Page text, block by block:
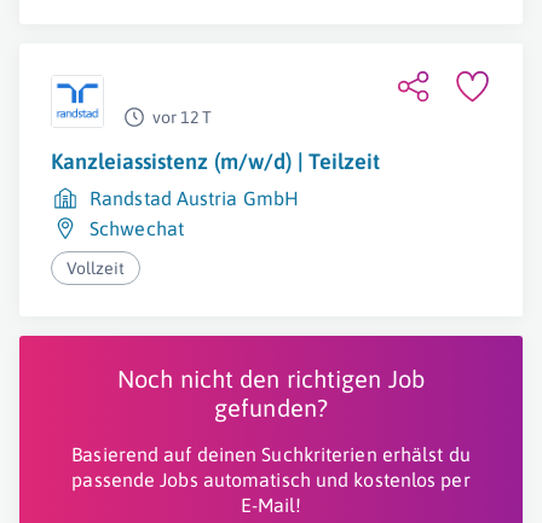
vor 12 T
Kanzleiassistenz (m/w/d) | Teilzeit
Randstad Austria GmbH
Schwechat
Vollzeit
Noch nicht den richtigen Job
gefunden?
Basierend auf deinen Suchkriterien erhälst du
passende Jobs automatisch und kostenlos per
E-Mail!